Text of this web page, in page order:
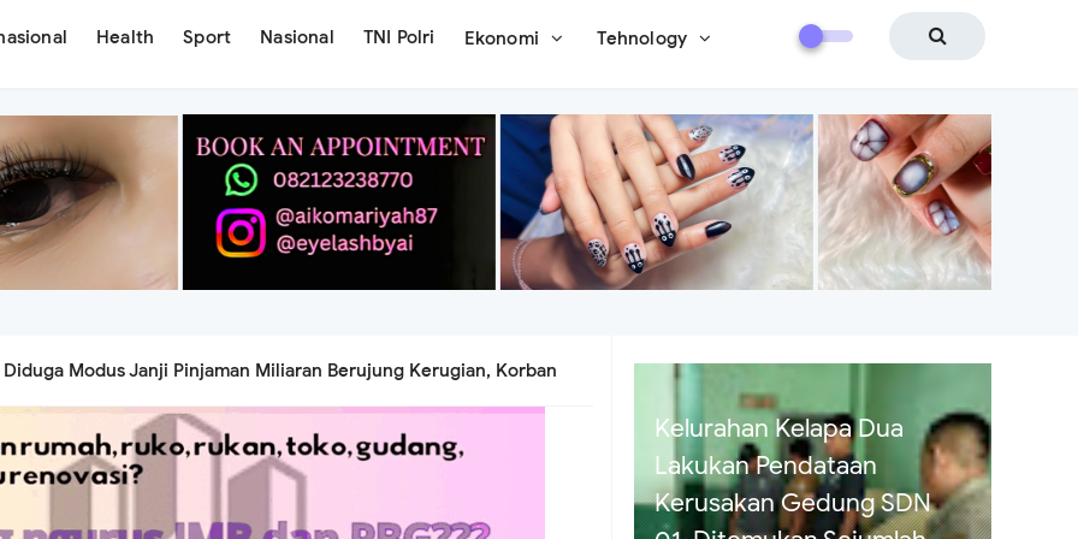
Health Sport Nasional TNI Polri Ekonomi Tehnology
Diduga Modus Janji Pinjaman Miliaran Berujung Kerugian, Korban
Pemberi Dana
Kelurahan Kelapa Dua
Lakukan Pendataan
Kerusakan Gedung SDN